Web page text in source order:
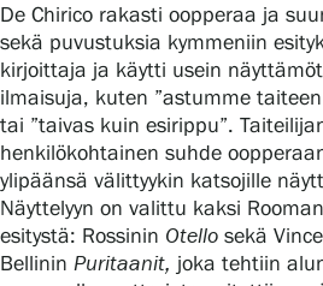
De Chirico rakasti oopperaa ja
sekä puvustuksia kymmeniin
kirjoittaja ja käytti usein
ilmaisuja, kuten ”astumme
tai ”taivas kuin esirippu”.
henkilökohtainen suhde
ylipäänsä välittyykin katsojille
Näyttelyyn on valittu kaksi
esitystä: Rossinin Otello sekä
Bellinin Puritaanit, joka tehtiin